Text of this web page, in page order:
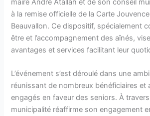
maire André Atallah et de son conseil
à la remise officielle de la Carte
Beauvallon. Ce dispositif, spécialement
être et l’accompagnement des aînés,
avantages et services facilitant leur
L’événement s’est déroulé dans une
réunissant de nombreux bénéficiaires et
engagés en faveur des seniors. À
municipalité réaffirme son engagement